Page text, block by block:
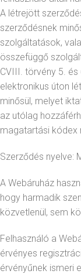
A létrejött
szerződésnek
szolgáltatások,
összefüggő
CVIII. törvény 5.
elektronikus úton
minősül, melyet
az utólag
magatartási kódex
Szerződés nyelve:
A Webáruház
hogy harmadik
közvetlenül, sem
Felhasználó a
érvényes
érvényűnek ismeri